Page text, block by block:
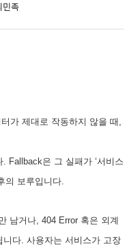
민족
가 제대로 작동하지 않을 때,
Fallback은 그 실패가 ‘서비스
의 보루입니다.
남거나, 404 Error 혹은 외계
다. 사용자는 서비스가 고장